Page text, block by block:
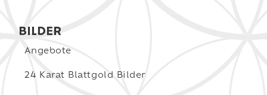
BILDER
Angebote
24 Karat Blattgold Bilder